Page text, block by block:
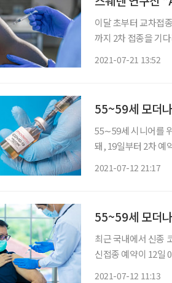
이달 초부터 교차접
까지 2차 접종을 기다
2021-07-21 13:52
55~59세 모더
55∼59세 시니어를
돼, 19일부터 2차 예약을 받는다. 정은경 코로나19 예방접
2021-07-12 21:17
55~59세 모더
최근 국내에서 신종
신접종 예약이 12일
2021-07-12 11:13